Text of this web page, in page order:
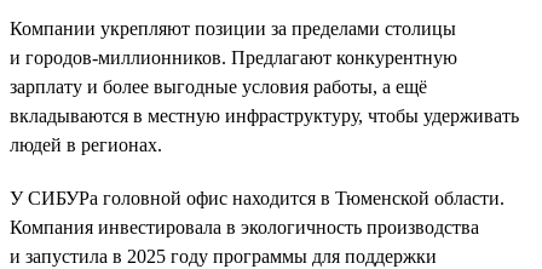
Компании укрепляют позиции за пределами столицы
и городов-миллионников. Предлагают конкурентную
зарплату и более выгодные условия работы, а ещё
вкладываются в местную инфраструктуру, чтобы удерживать
людей в регионах.
У СИБУРа головной офис находится в Тюменской области.
Компания инвестировала в экологичность производства
и запустила в 2025 году программы для поддержки